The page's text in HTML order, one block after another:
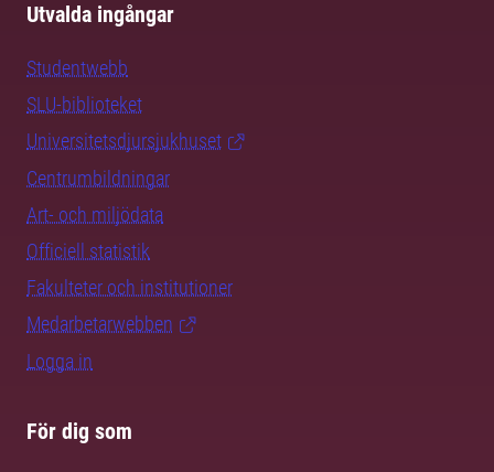
Utvalda ingångar
Studentwebb
SLU-biblioteket
Universitetsdjursjukhuset
Centrumbildningar
Art- och miljödata
Officiell statistik
Fakulteter och institutioner
Medarbetarwebben
Logga in
För dig som